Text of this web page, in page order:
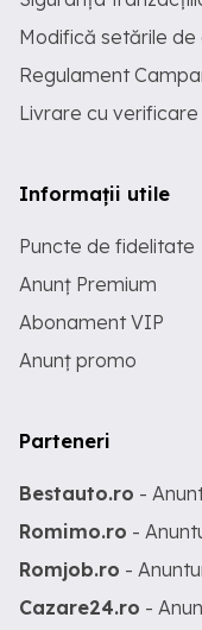
Modifică setările
Regulament
Livrare cu
Informații utile
Puncte de fidelitate
Anunț Premium
Abonament VIP
Anunț promo
Parteneri
Bestauto.ro -
Romimo.ro -
Romjob.ro -
Cazare24.ro -